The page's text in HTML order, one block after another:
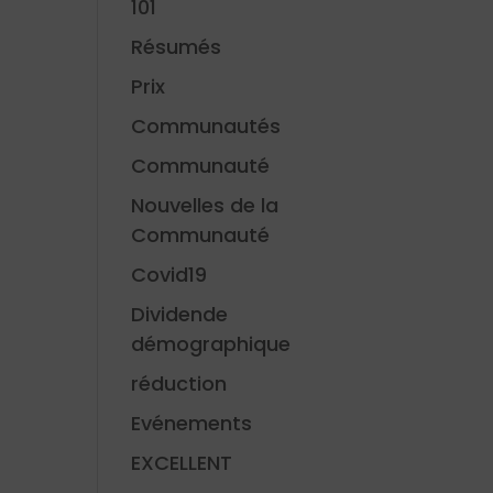
101
Résumés
Prix
Communautés
Communauté
Nouvelles de la
Communauté
Covid19
Dividende
démographique
réduction
Evénements
EXCELLENT